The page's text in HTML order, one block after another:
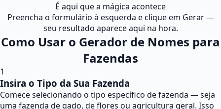
É aqui que a mágica acontece
Preencha o formulário à esquerda e clique em Gerar —
seu resultado aparece aqui na hora.
Como Usar o Gerador de Nomes para
Fazendas
1
Insira o Tipo da Sua Fazenda
Comece selecionando o tipo específico de fazenda — seja
uma fazenda de gado, de flores ou agricultura geral. Isso